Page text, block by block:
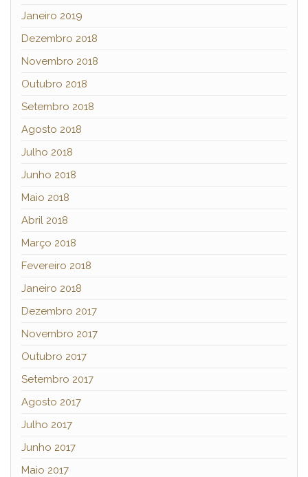
Janeiro 2019
Dezembro 2018
Novembro 2018
Outubro 2018
Setembro 2018
Agosto 2018
Julho 2018
Junho 2018
Maio 2018
Abril 2018
Março 2018
Fevereiro 2018
Janeiro 2018
Dezembro 2017
Novembro 2017
Outubro 2017
Setembro 2017
Agosto 2017
Julho 2017
Junho 2017
Maio 2017